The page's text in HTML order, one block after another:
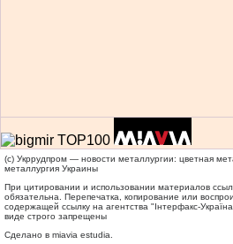
(c) Укррудпром — новости металлургии: цветная
металлургия Украины
При цитировании и использовании материалов
обязательна. Перепечатка, копирование или
содержащей ссылку на агентства "Iнтерфакс-
виде строго запрещены
Сделано в miavia estudia.